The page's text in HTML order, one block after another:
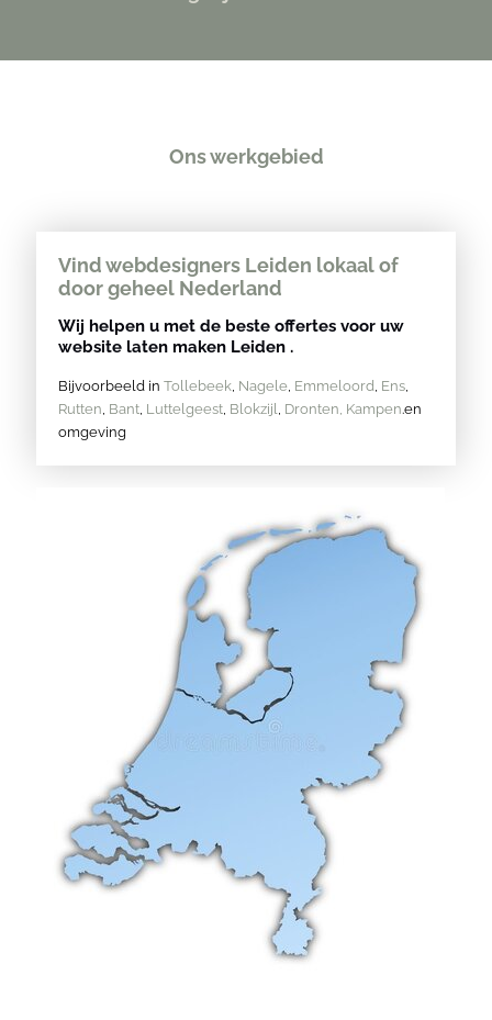
Ons werkgebied
Vind webdesigners Leiden lokaal of
door geheel Nederland
Wij helpen u met de beste offertes voor uw
website laten maken Leiden .
Bijvoorbeeld in Tollebeek, Nagele, Emmeloord, Ens,
Rutten, Bant, Luttelgeest, Blokzijl, Dronten, Kampen.en
omgeving